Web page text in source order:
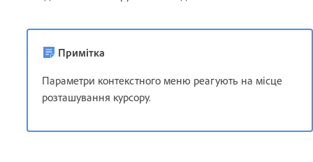
Примітка
Параметри контекстного меню реагують на місце
розташування курсору.